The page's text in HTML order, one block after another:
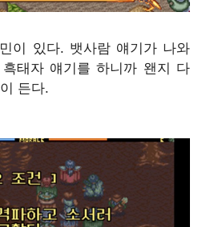
이 있다. 뱃사람 얘기가 나와
태자 얘기를 하니까 왠지 다
든다.